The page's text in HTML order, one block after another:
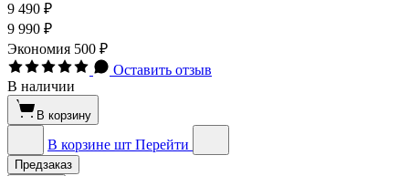
9 490 ₽
9 990 ₽
Экономия 500 ₽
Оставить отзыв
В наличии
В корзину
В корзине шт Перейти
Предзаказ